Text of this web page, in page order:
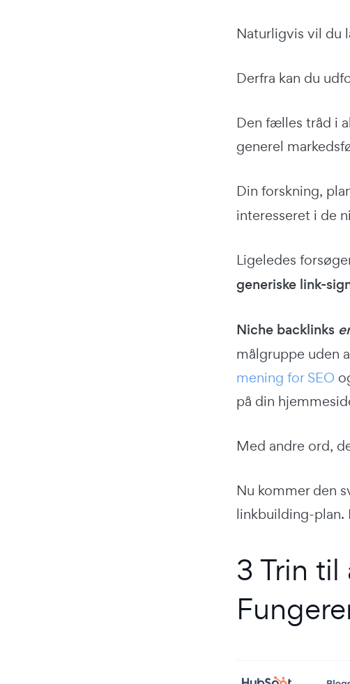
Naturligvis vil du
Derfra kan du
Den fælles tråd i
generel
Din forskning,
interesseret i de
Ligeledes
generiske link-
Niche backlinks er
målgruppe uden
mening for SEO
på din
Med andre ord,
Nu kommer den
linkbuilding-plan.
3 Trin